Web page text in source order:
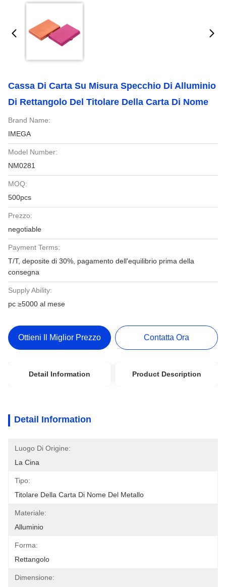
Cassa Di Carta Su Misura Specchio Di Alluminio
Di Rettangolo Del Titolare Della Carta Di Nome
Brand Name:
IMEGA
Model Number:
NM0281
MOQ:
500pcs
Prezzo:
negotiable
Payment Terms:
T/T, deposite di 30%, pagamento dell'equilibrio prima della
consegna
Supply Ability:
pc ≥5000 al mese
Ottieni Il Miglior Prezzo Contatta Ora
Detail Information Product Description
Detail Information
Luogo Di Origine:
La Cina
Tipo:
Titolare Della Carta Di Nome Del Metallo
Materiale:
Alluminio
Forma:
Rettangolo
Dimensione: